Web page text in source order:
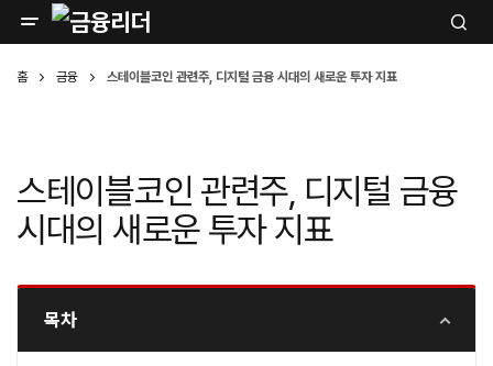
홈 금융 스테이블코인 관련주, 디지털 금융 시대의 새로운 투자 지표
스테이블코인 관련주, 디지털 금융
시대의 새로운 투자 지표
목차